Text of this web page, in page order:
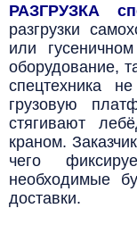
РАЗГРУЗКА
разгрузки
или
оборудование,
спецтехника
грузовую
стягивают
краном.
чего
необходимые
доставки.